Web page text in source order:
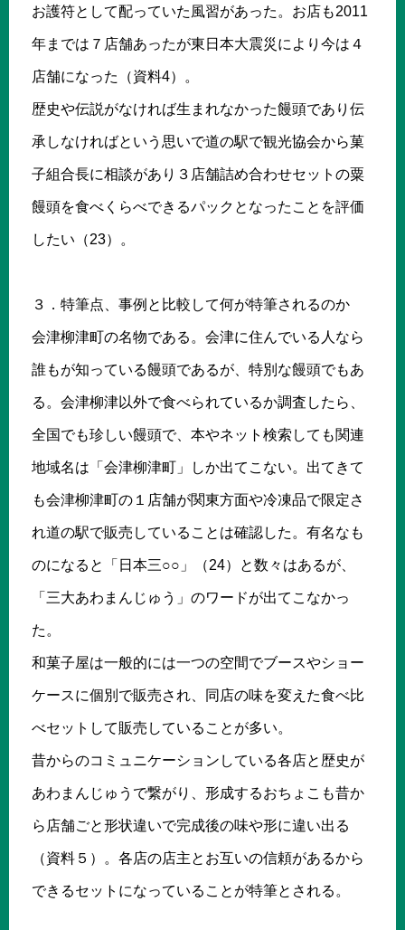
お護符として配っていた風習があった。お店も2011
年までは７店舗あったが東日本大震災により今は４
店舗になった（資料4）。
歴史や伝説がなければ生まれなかった饅頭であり伝
承しなければという思いで道の駅で観光協会から菓
子組合長に相談があり３店舗詰め合わせセットの粟
饅頭を食べくらべできるパックとなったことを評価
したい（23）。
３．特筆点、事例と比較して何が特筆されるのか
会津柳津町の名物である。会津に住んでいる人なら
誰もが知っている饅頭であるが、特別な饅頭でもあ
る。会津柳津以外で食べられているか調査したら、
全国でも珍しい饅頭で、本やネット検索しても関連
地域名は「会津柳津町」しか出てこない。出てきて
も会津柳津町の１店舗が関東方面や冷凍品で限定さ
れ道の駅で販売していることは確認した。有名なも
のになると「日本三○○」（24）と数々はあるが、
「三大あわまんじゅう」のワードが出てこなかっ
た。
和菓子屋は一般的には一つの空間でブースやショー
ケースに個別で販売され、同店の味を変えた食べ比
べセットして販売していることが多い。
昔からのコミュニケーションしている各店と歴史が
あわまんじゅうで繋がり、形成するおちょこも昔か
ら店舗ごと形状違いで完成後の味や形に違い出る
（資料５）。各店の店主とお互いの信頼があるから
できるセットになっていることが特筆とされる。